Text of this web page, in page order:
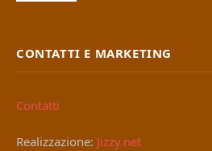
CONTATTI E MARKETING
Contatti
Realizzazione: Jizzy.net